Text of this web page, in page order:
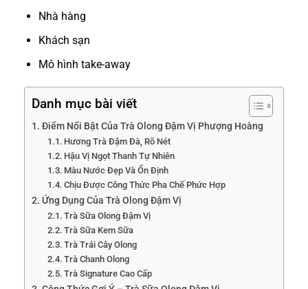
Nhà hàng
Khách sạn
Mô hình take-away
Danh mục bài viết
Điểm Nổi Bật Của Trà Olong Đậm Vị Phượng Hoàng
Hương Trà Đậm Đà, Rõ Nét
Hậu Vị Ngọt Thanh Tự Nhiên
Màu Nước Đẹp Và Ổn Định
Chịu Được Công Thức Pha Chế Phức Hợp
Ứng Dụng Của Trà Olong Đậm Vị
Trà Sữa Olong Đậm Vị
Trà Sữa Kem Sữa
Trà Trái Cây Olong
Trà Chanh Olong
Trà Signature Cao Cấp